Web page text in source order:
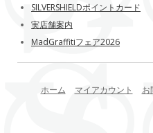
SILVERSHIELDポイントカード
実店舗案内
MadGraffitiフェア2026
ホーム マイアカウント お